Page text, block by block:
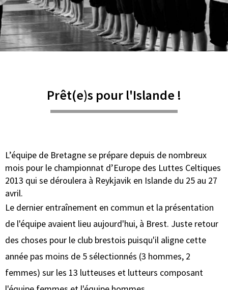
Prêt(e)s pour l'Islande !
L’équipe de Bretagne se prépare depuis de nombreux
mois pour le championnat d’Europe des Luttes Celtiques
2013 qui se déroulera à Reykjavik en Islande du 25 au 27
avril.
Le dernier entraînement en commun et la présentation
de l'équipe avaient lieu aujourd'hui, à Brest. Juste retour
des choses pour le club brestois puisqu'il aligne cette
année pas moins de 5 sélectionnés (3 hommes, 2
femmes) sur les 13 lutteuses et lutteurs composant